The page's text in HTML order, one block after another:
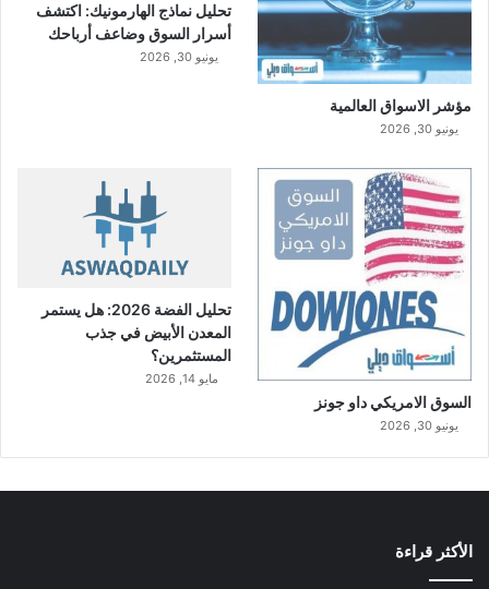
مؤشر الاسواق العالمية
يونيو 30, 2026
تحليل نماذج الهارمونيك: اكتشف
أسرار السوق وضاعف أرباحك
يونيو 30, 2026
السوق الامريكي داو جونز
يونيو 30, 2026
تحليل الفضة 2026: هل يستمر
المعدن الأبيض في جذب
المستثمرين؟
مايو 14, 2026
الأكثر قراءة